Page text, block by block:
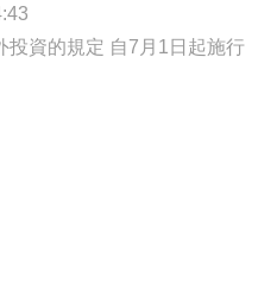
投資的規定 自7月1日起施行